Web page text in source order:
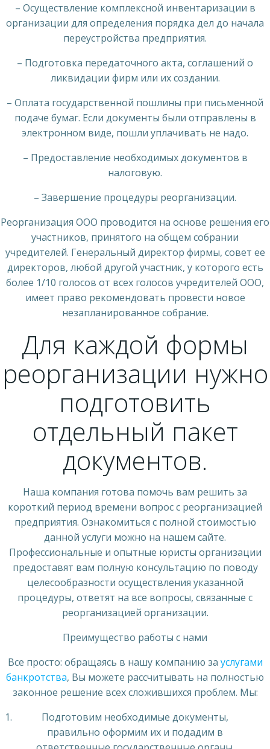
– Осуществление комплексной инвентаризации в
организации для определения порядка дел до начала
переустройства предприятия.
– Подготовка передаточного акта, соглашений о
ликвидации фирм или их создании.
– Оплата государственной пошлины при письменной
подаче бумаг. Если документы были отправлены в
электронном виде, пошли уплачивать не надо.
– Предоставление необходимых документов в
налоговую.
– Завершение процедуры реорганизации.
Реорганизация ООО проводится на основе решения его
участников, принятого на общем собрании
учредителей. Генеральный директор фирмы, совет ее
директоров, любой другой участник, у которого есть
более 1/10 голосов от всех голосов учредителей ООО,
имеет право рекомендовать провести новое
незапланированное собрание.
Для каждой формы
реорганизации нужно
подготовить
отдельный пакет
документов.
Наша компания готова помочь вам решить за
короткий период времени вопрос с реорганизацией
предприятия. Ознакомиться с полной стоимостью
данной услуги можно на нашем сайте.
Профессиональные и опытные юристы организации
предоставят вам полную консультацию по поводу
целесообразности осуществления указанной
процедуры, ответят на все вопросы, связанные с
реорганизацией организации.
Преимущество работы с нами
Все просто: обращаясь в нашу компанию за услугами
банкротства, Вы можете рассчитывать на полностью
законное решение всех сложившихся проблем. Мы:
Подготовим необходимые документы,
правильно оформим их и подадим в